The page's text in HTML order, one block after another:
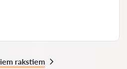
rakstiem